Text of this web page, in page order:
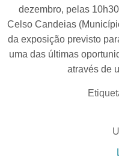
dezembro, pelas
Celso Candeias
da exposição previsto
uma das últimas
através de